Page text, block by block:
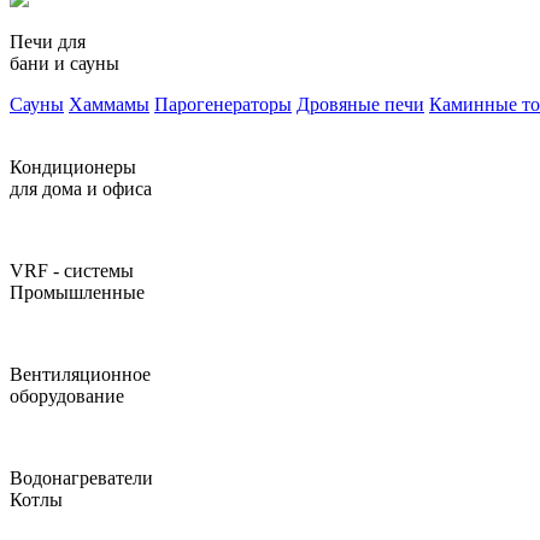
Печи для
бани и сауны
Сауны Хаммамы Парогенераторы Дровяные печи Каминные
Кондиционеры
для дома и офиса
VRF - системы
Промышленные
Вентиляционное
оборудование
Водонагреватели
Котлы